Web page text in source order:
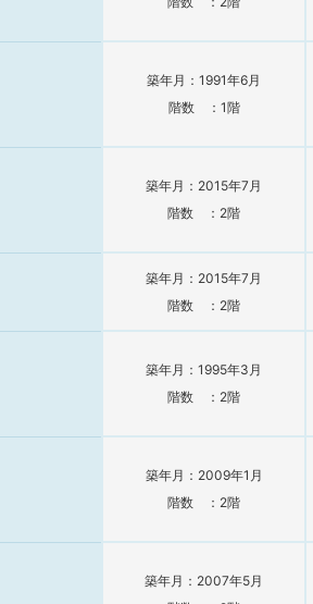
築年月：1991年6月
階数 ：1階
築年月：2015年7月
階数 ：2階
築年月：2015年7月
階数 ：2階
築年月：1995年3月
階数 ：2階
築年月：2009年1月
階数 ：2階
築年月：2007年5月